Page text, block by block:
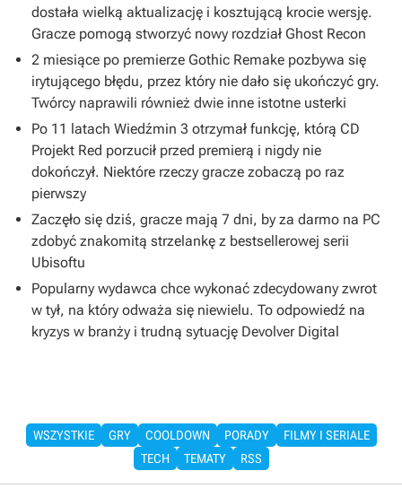
dostała wielką aktualizację i kosztującą krocie wersję.
Gracze pomogą stworzyć nowy rozdział Ghost Recon
2 miesiące po premierze Gothic Remake pozbywa się
irytującego błędu, przez który nie dało się ukończyć gry.
Twórcy naprawili również dwie inne istotne usterki
Po 11 latach Wiedźmin 3 otrzymał funkcję, którą CD
Projekt Red porzucił przed premierą i nigdy nie
dokończył. Niektóre rzeczy gracze zobaczą po raz
pierwszy
Zaczęło się dziś, gracze mają 7 dni, by za darmo na PC
zdobyć znakomitą strzelankę z bestsellerowej serii
Ubisoftu
Popularny wydawca chce wykonać zdecydowany zwrot
w tył, na który odważa się niewielu. To odpowiedź na
kryzys w branży i trudną sytuację Devolver Digital
WSZYSTKIE GRY COOLDOWN PORADY
FILMY I SERIALE
TECH
TEMATY RSS